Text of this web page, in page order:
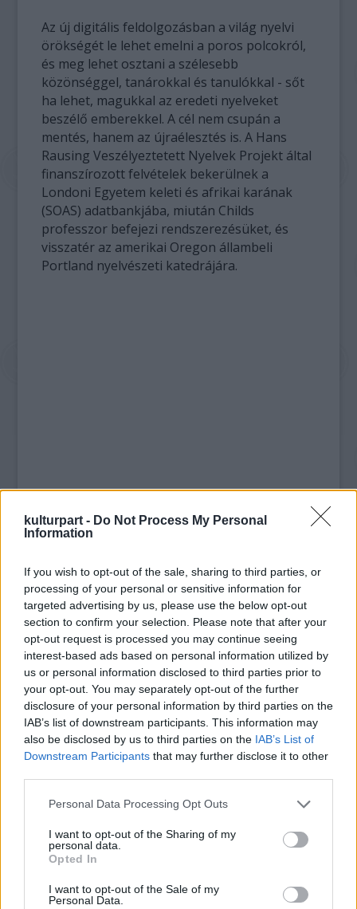
kulturpart - Do Not Process My Personal
Information
If you wish to opt-out of the sale, sharing to third parties, or
processing of your personal or sensitive information for
targeted advertising by us, please use the below opt-out
section to confirm your selection. Please note that after your
opt-out request is processed you may continue seeing
interest-based ads based on personal information utilized by
us or personal information disclosed to third parties prior to
your opt-out. You may separately opt-out of the further
disclosure of your personal information by third parties on the
IAB’s list of downstream participants. This information may
also be disclosed by us to third parties on the IAB’s List of
Downstream Participants that may further disclose it to other
Please note that this website/app uses one or more Google
not limited to your visit or usage behaviour. You may click to
grant or deny consent to Google and its third-party tags to
use your data for below specified purposes in below Google
consent section.
Personal Data Processing Opt Outs
I want to opt-out of the Sharing of my
personal data.
Opted In
I want to opt-out of the Sale of my
Personal Data.
Az új digitális feldolgozásban a világ nyelvi
örökségét le lehet emelni a poros polcokról,
és meg lehet osztani a szélesebb
közönséggel, tanárokkal és tanulókkal - sőt
ha lehet, magukkal az eredeti nyelveket
beszélő emberekkel. A cél nem csupán a
mentés, hanem az újraélesztés is. A Hans
Rausing Veszélyeztetett Nyelvek Projekt által
finanszírozott felvételek bekerülnek a
Londoni Egyetem keleti és afrikai karának
(SOAS) adatbankjába, miután Childs
professzor befejezi rendszerezésüket, és
visszatér az amerikai Oregon állambeli
Portland nyelvészeti katedrájára.
Multimédiás felület
Az anyag feldolgozását David Nathan, a SOAS
nyelvi archívumának vezetője irányítja majd, ő
képezi ki a kutatókat a nyelvek
dokumentálására, ő szervezi meg a
felvételeket és az anyag szöveges átírását. A
cél elérhetővé tenni ezeket a kihalófélben
konzultálható. Lesznek benne hangfelvételek
táncokról és dalokról, és rendelkezésre áll
majd az átírt szöveg is. A webhely
archívumként működik majd.